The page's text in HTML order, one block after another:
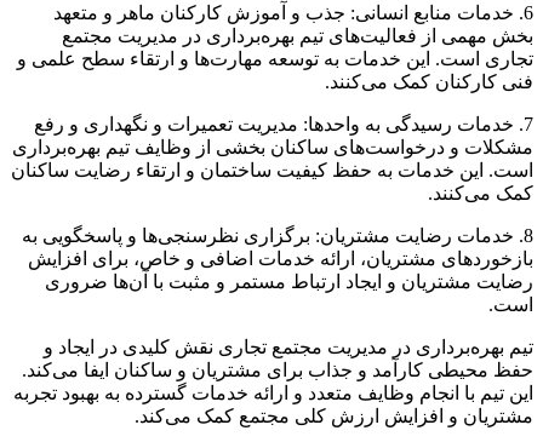
6. خدمات منابع انسانی: جذب و آموزش کارکنان ماهر و متعهد
بخش مهمی از فعالیت‌های تیم بهره‌برداری در مدیریت مجتمع
تجاری است. این خدمات به توسعه مهارت‌ها و ارتقاء سطح علمی و
فنی کارکنان کمک می‌کنند.
7. خدمات رسیدگی به واحدها: مدیریت تعمیرات و نگهداری و رفع
مشکلات و درخواست‌های ساکنان بخشی از وظایف تیم بهره‌برداری
است. این خدمات به حفظ کیفیت ساختمان و ارتقاء رضایت ساکنان
کمک می‌کنند.
8. خدمات رضایت مشتریان: برگزاری نظرسنجی‌ها و پاسخگویی به
بازخوردهای مشتریان، ارائه خدمات اضافی و خاص، برای افزایش
رضایت مشتریان و ایجاد ارتباط مستمر و مثبت با آن‌ها ضروری
است.
تیم بهره‌برداری در مدیریت مجتمع تجاری نقش کلیدی در ایجاد و
حفظ محیطی کارآمد و جذاب برای مشتریان و ساکنان ایفا می‌کند.
این تیم با انجام وظایف متعدد و ارائه خدمات گسترده به بهبود تجربه
مشتریان و افزایش ارزش کلی مجتمع کمک می‌کند.